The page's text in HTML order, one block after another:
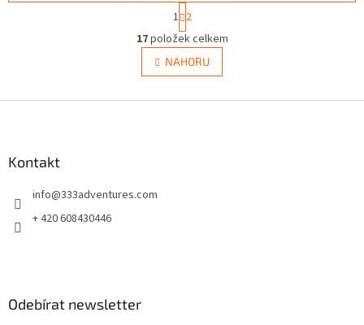
O
v
l
á
S
t
r
á
n
k
v
1 2
17položek celkem
NAHORU
Kontakt
info@333adventures.com
+ 420 608430446
Odebírat newsletter